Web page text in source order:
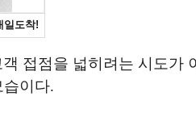
접점을 넓히려는 시도가
이다.